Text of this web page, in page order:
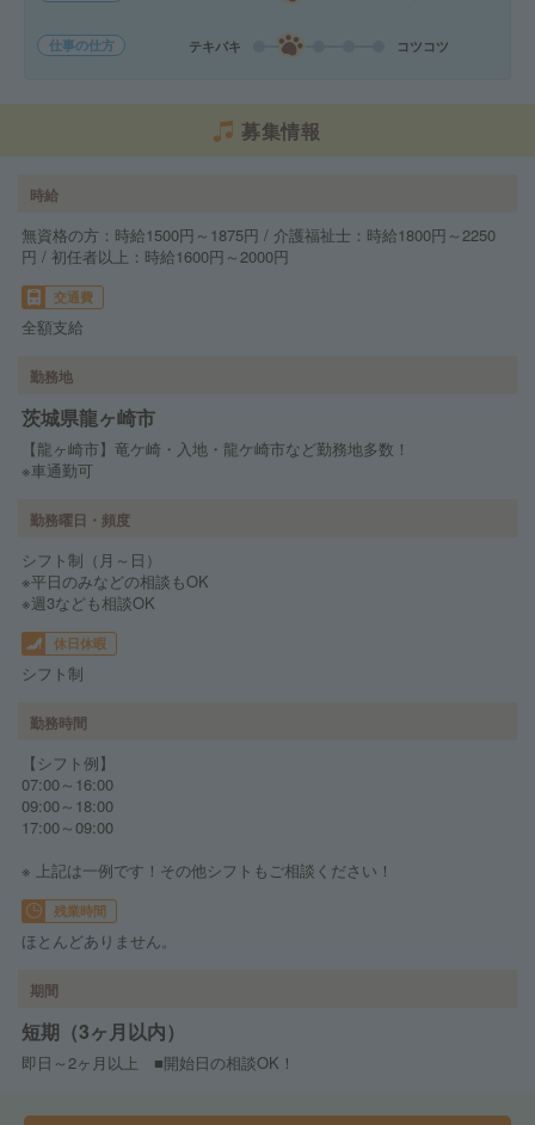
仕事の仕方 テキパキ コツコツ
募集情報
時給
無資格の方：時給1500円～1875円 / 介護福祉士：時給1800円～2250
円 / 初任者以上：時給1600円～2000円
交通費
全額支給
勤務地
茨城県龍ヶ崎市
【龍ヶ崎市】竜ケ崎・入地・龍ケ崎市など勤務地多数！
※車通勤可
勤務曜日・頻度
シフト制（月～日）
※平日のみなどの相談もOK
※週3なども相談OK
休日休暇
シフト制
勤務時間
【シフト例】
07:00～16:00
09:00～18:00
17:00～09:00
※ 上記は一例です！その他シフトもご相談ください！
残業時間
ほとんどありません。
期間
短期（3ヶ月以内）
即日～2ヶ月以上 ■開始日の相談OK！